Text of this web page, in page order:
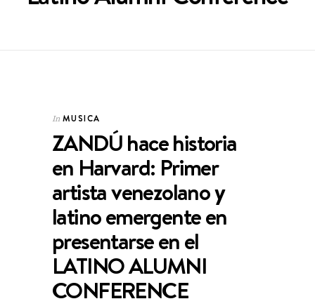
In MUSICA
ZANDÚ hace historia
en Harvard: Primer
artista venezolano y
latino emergente en
presentarse en el
LATINO ALUMNI
CONFERENCE